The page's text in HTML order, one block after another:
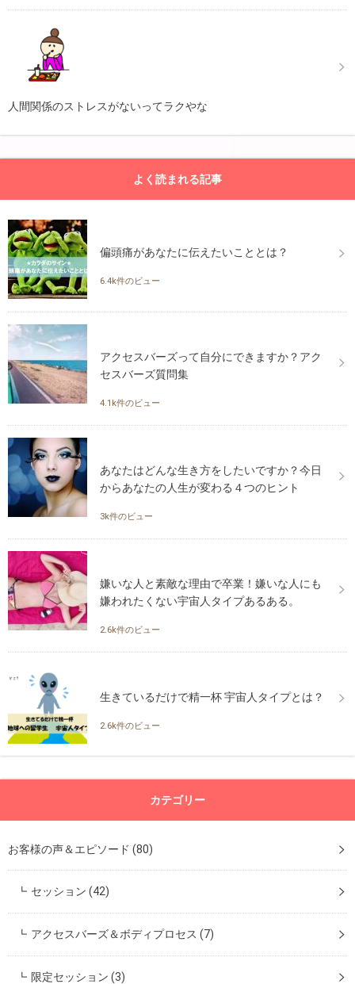
人間関係のストレスがないってラクやな
よく読まれる記事
偏頭痛があなたに伝えたいこととは？
6.4k件のビュー
アクセスバーズって自分にできますか？アク
セスバーズ質問集
4.1k件のビュー
あなたはどんな生き方をしたいですか？今日
からあなたの人生が変わる４つのヒント
3k件のビュー
嫌いな人と素敵な理由で卒業！嫌いな人にも
嫌われたくない宇宙人タイプあるある。
2.6k件のビュー
生きているだけで精一杯 宇宙人タイプとは？
2.6k件のビュー
カテゴリー
お客様の声＆エピソード (80)
セッション(42)
アクセスバーズ＆ボディプロセス(7)
限定セッション(3)